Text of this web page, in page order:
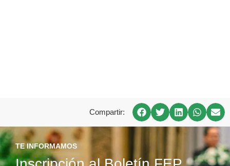
Compartir:
TE INFORMAMOS